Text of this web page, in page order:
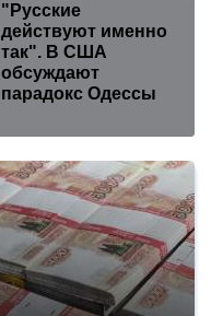
"Русские
действуют именно
так". В США
обсуждают
парадокс Одессы